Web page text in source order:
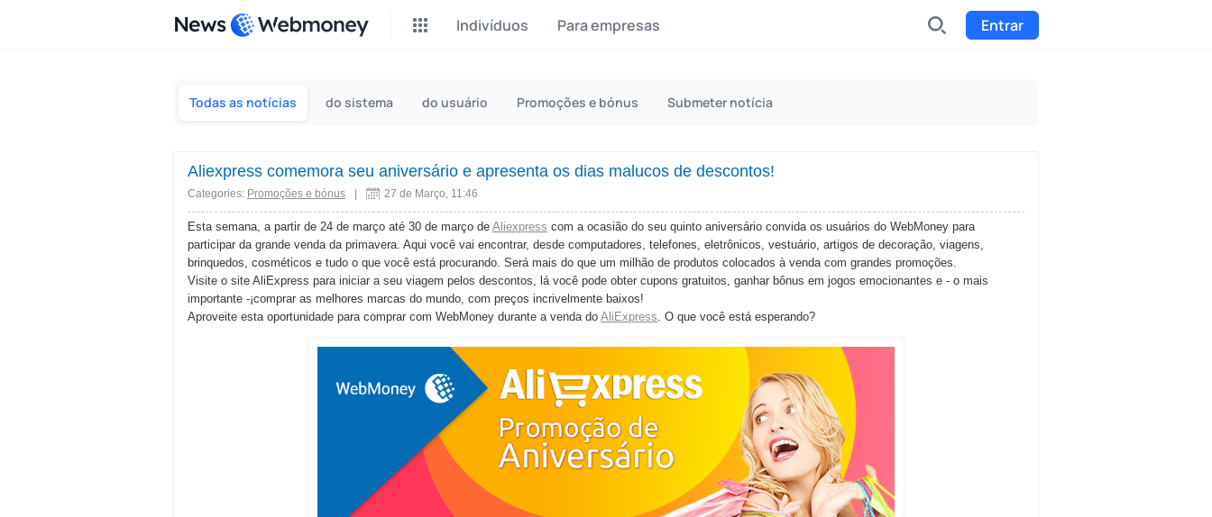
News Indivíduos Para empresas Entrar
Earn money through P2P
Monero Mining
CashBox
Complete activities on a
Files
Donate
Fundraising for streams
Group shopping
Joint Procurement Service
Event tickets
Start selling tickets
InstaDo.com
Todas as notícias do sistema do usuário Promoções e bónus Submeter notícia
Aliexpress comemora seu aniversário e apresenta os dias malucos de descontos!
Categories: Promoções e bónus 27 de Março, 11:46
Esta semana, a partir de 24 de março até 30 de março de Aliexpress com a ocasião do seu quinto aniversário convida os usuários do WebMoney para
participar da grande venda da primavera. Aqui você vai encontrar, desde computadores, telefones, eletrônicos, vestuário, artigos de decoração, viagens,
brinquedos, cosméticos e tudo o que você está procurando. Será mais do que um milhão de produtos colocados à venda com grandes promoções.
Visite o site AliExpress para iniciar a seu viagem pelos descontos, lá você pode obter cupons gratuitos, ganhar bônus em jogos emocionantes e - o mais
importante -¡comprar as melhores marcas do mundo, com preços incrivelmente baixos!
Aproveite esta oportunidade para comprar com WebMoney durante a venda do AliExpress. O que você está esperando?